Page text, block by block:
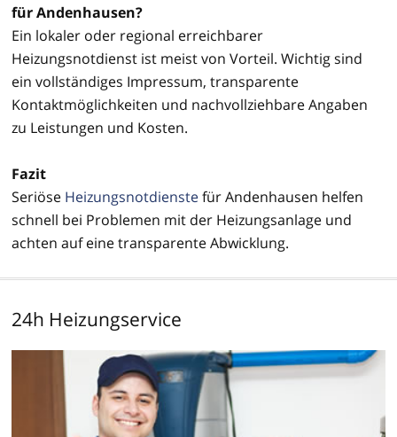
für Andenhausen?
Ein lokaler oder regional erreichbarer
Heizungsnotdienst ist meist von Vorteil. Wichtig sind
ein vollständiges Impressum, transparente
Kontaktmöglichkeiten und nachvollziehbare Angaben
zu Leistungen und Kosten.
Fazit
Seriöse Heizungsnotdienstefür Andenhausen helfen
schnell bei Problemen mit der Heizungsanlage und
achten auf eine transparente Abwicklung.
24h Heizungservice